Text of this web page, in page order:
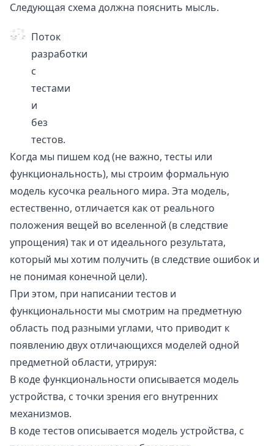
Следующая схема должна пояснить мысль.
Поток
разработки
с
тестами
и
без
тестов.
Когда мы пишем код (не важно, тесты или
функциональность), мы строим формальную
модель кусочка реального мира. Эта модель,
естественно, отличается как от реального
положения вещей во вселенной (в следствие
упрощения) так и от идеального результата,
который мы хотим получить (в следствие ошибок и
не понимая конечной цели).
При этом, при написании тестов и
функциональности мы смотрим на предметную
область под разными углами, что приводит к
появлению двух отличающихся моделей одной
предметной области, утрируя:
В коде функциональности описывается модель
устройства, с точки зрения его внутренних
механизмов.
В коде тестов описывается модель устройства, с